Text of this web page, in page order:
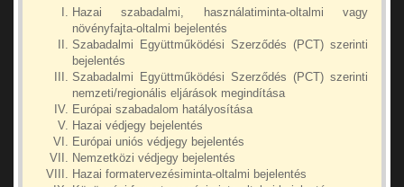
Hazai szabadalmi, használatiminta-oltalmi vagy
növényfajta-oltalmi bejelentés
Szabadalmi Együttműködési Szerződés (PCT) szerinti
bejelentés
Szabadalmi Együttműködési Szerződés (PCT) szerinti
nemzeti/regionális eljárások megindítása
Európai szabadalom hatályosítása
Hazai védjegy bejelentés
Európai uniós védjegy bejelentés
Nemzetközi védjegy bejelentés
Hazai formatervezésiminta-oltalmi bejelentés